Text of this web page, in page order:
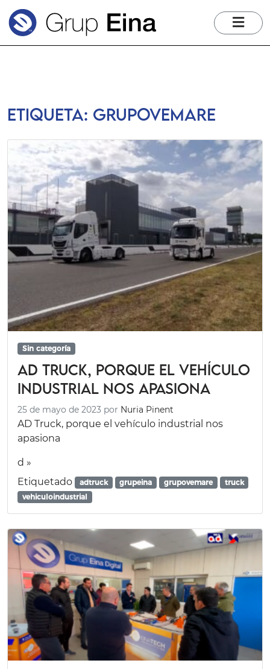
Etiqueta: grupovemare
Sin categoría
AD Truck, porque el vehículo
industrial nos apasiona
25 de mayo de 2023 por Nuria Pinent
AD Truck, porque el vehículo industrial nos
apasiona
d »
Etiquetado
adtruck grupeina grupovemare
truck
vehiculoindustrial